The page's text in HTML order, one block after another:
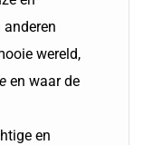
wereld,
en waar de
en